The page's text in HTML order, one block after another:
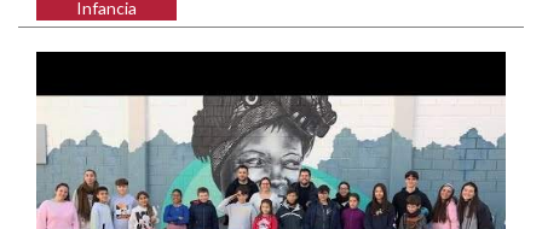
Infancia